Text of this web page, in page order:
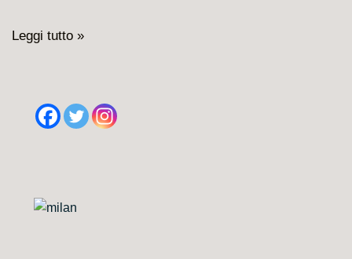
Inter
rossoneri
Leggi tutto »